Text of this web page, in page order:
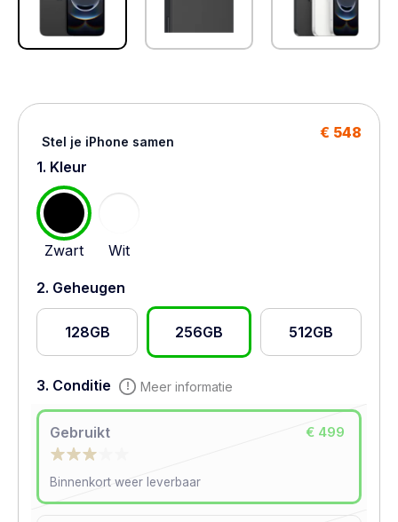
Stel je iPhone samen
€ 548
1. Kleur
Zwart Wit
2. Geheugen
128GB 256GB 512GB
3. Conditie Meer informatie
Gebruikt € 499
Binnenkort weer leverbaar